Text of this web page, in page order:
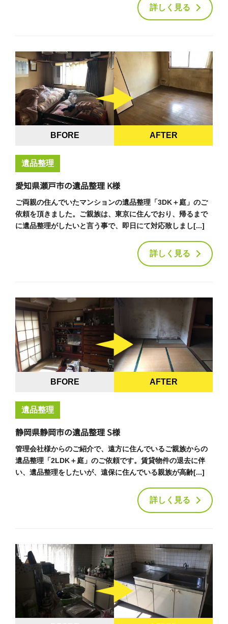
詳しく見る
BFORE AFTER
遺品整理
愛知県瀬戸市の遺品整理 K様
ご両親の住んでいたマンションの遺品整理「3DK＋庭」のご
依頼を頂きました。ご親族は、東京に住んでおり、帰るまで
に遺品整理がしたいと言う事で、即日にて対応致しまし[...]
詳しく見る
BFORE AFTER
遺品整理
静岡県静岡市の遺品整理 S様
管理会社様からのご紹介で、遠方に住んでいるご親族からの
遺品整理「2LDK＋庭」のご依頼です。賃貸物件の退去に伴
い、遺品整理をしたいが、遠保に住んでいる親族が高齢[...]
詳しく見る